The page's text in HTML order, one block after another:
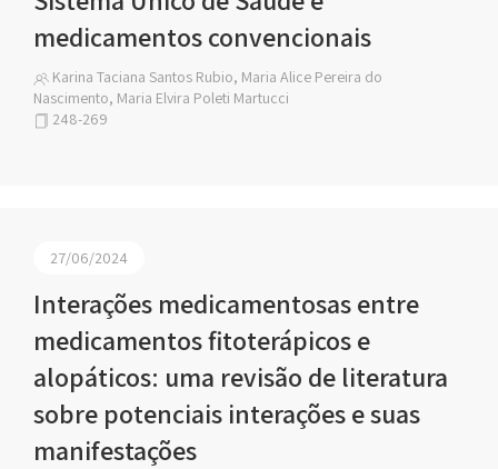
medicamentos convencionais
Karina Taciana Santos Rubio, Maria Alice Pereira do
Nascimento, Maria Elvira Poleti Martucci
248-269
27/06/2024
Interações medicamentosas entre
medicamentos fitoterápicos e
alopáticos: uma revisão de literatura
sobre potenciais interações e suas
manifestações